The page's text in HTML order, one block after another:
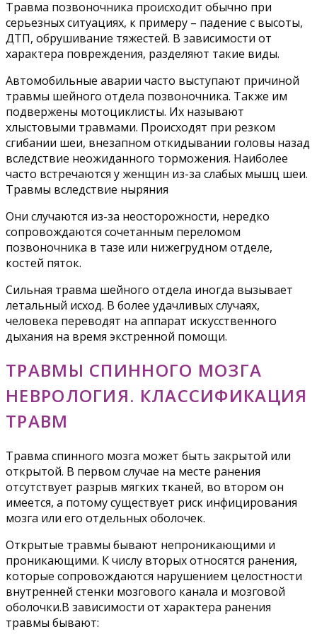
Травма позвоночника происходит обычно при
серьезных ситуациях, к примеру – падение с высоты,
ДТП, обрушивание тяжестей. В зависимости от
характера повреждения, разделяют такие виды.
Автомобильные аварии часто выступают причиной
травмы шейного отдела позвоночника. Также им
подвержены мотоциклисты. Их называют
хлыстовыми травмами. Происходят при резком
сгибании шеи, внезапном откидывании головы назад
вследствие неожиданного торможения. Наиболее
часто встречаются у женщин из-за слабых мышц шеи.
Травмы вследствие ныряния
Они случаются из-за неосторожности, нередко
сопровождаются сочетанным переломом
позвоночника в тазе или нижегрудном отделе,
костей пяток.
Сильная травма шейного отдела иногда вызывает
летальный исход. В более удачливых случаях,
человека переводят на аппарат искусственного
дыхания на время экстренной помощи.
ТРАВМЫ СПИННОГО МОЗГА
НЕВРОЛОГИЯ. КЛАССИФИКАЦИЯ
ТРАВМ
Травма спинного мозга может быть закрытой или
открытой. В первом случае на месте ранения
отсутствует разрыв мягких тканей, во втором он
имеется, а потому существует риск инфицирования
мозга или его отдельных оболочек.
Открытые травмы бывают непроникающими и
проникающими. К числу вторых относятся ранения,
которые сопровождаются нарушением целостности
внутренней стенки мозгового канала и мозговой
оболочки.В зависимости от характера ранения
травмы бывают: